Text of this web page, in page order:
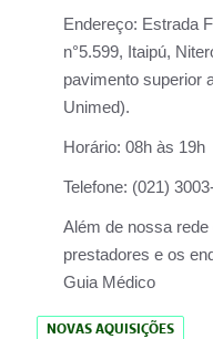
Endereço: Estrada
n°5.599, Itaipú,
pavimento superior
Unimed).
Horário: 08h às 19h
Telefone: (021)
Além de nossa
prestadores e os
Guia Médico
NOVAS AQUISIÇÕES